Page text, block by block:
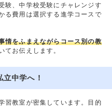
験、中学校受験にチャレンジす
る費用は選択する進学コースで
情をふまえながらコース別の教
てお伝えします。
中学へ！
習教室が密集しています。目的